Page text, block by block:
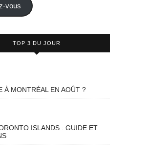
vous
TOP 3 DU JOUR
À MONTRÉAL EN AOÛT ?
ISLANDS : GUIDE ET